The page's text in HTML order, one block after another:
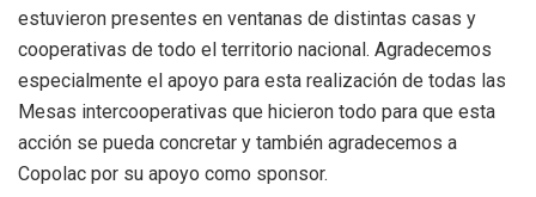
estuvieron presentes en ventanas de distintas casas y
cooperativas de todo el territorio nacional. Agradecemos
especialmente el apoyo para esta realización de todas las
Mesas intercooperativas que hicieron todo para que esta
acción se pueda concretar y también agradecemos a
Copolac por su apoyo como sponsor.